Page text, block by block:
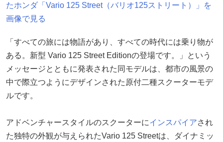
たホンダ「Vario 125 Street（バリオ125ストリート）」を
画像で見る
「すべての旅には物語があり、すべての時代には乗り物が
ある。新型 Vario 125 Street Editionの登場です。」という
メッセージとともに発表された同モデルは、都市の風景の
中で際立つようにデザインされた原付二種スクーターモデ
ルです。
アドベンチャースタイルのスクーターにインスパイアされ
た独特の外観が与えられたVario 125 Streetは、ダイナミッ